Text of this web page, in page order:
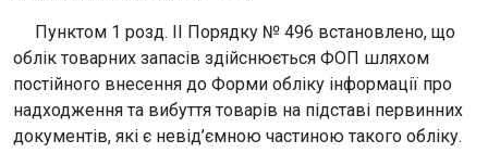
Пунктом 1 розд. II Порядку № 496 встановлено, що
облік товарних запасів здійснюється ФОП шляхом
постійного внесення до Форми обліку інформації про
надходження та вибуття товарів на підставі первинних
документів, які є невід’ємною частиною такого обліку.